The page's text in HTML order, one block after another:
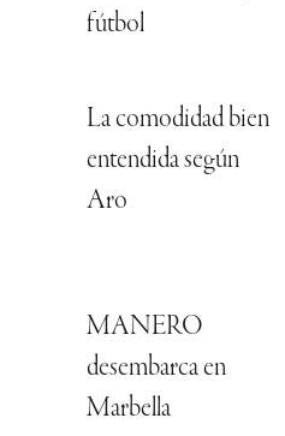
fútbol
La comodidad bien
entendida según
Aro
MANERO
desembarca en
Marbella